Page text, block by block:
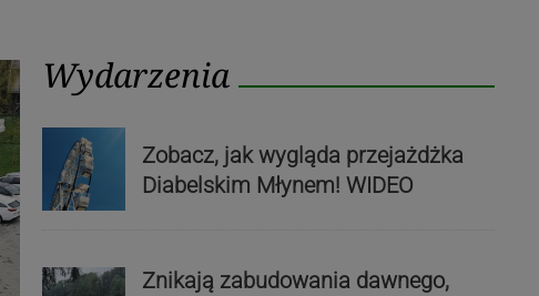
Wydarzenia
Zobacz, jak wygląda przejażdżka
Diabelskim Młynem! WIDEO
Znikają zabudowania dawnego,